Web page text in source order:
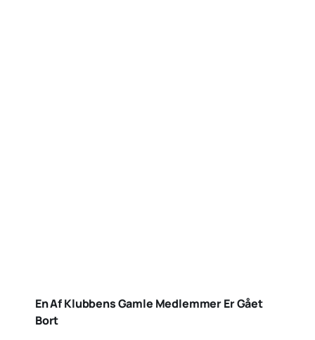
En Af Klubbens Gamle Medlemmer Er Gået
Bort